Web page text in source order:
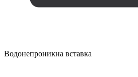
Водонепроникна вставка